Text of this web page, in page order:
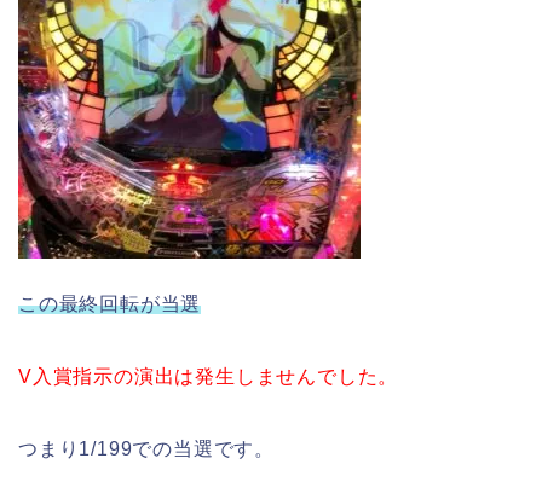
この最終回転が当選
V入賞指示の演出は発生しませんでした。
つまり1/199での当選です。